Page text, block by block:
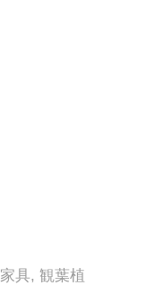
家具, 観葉植